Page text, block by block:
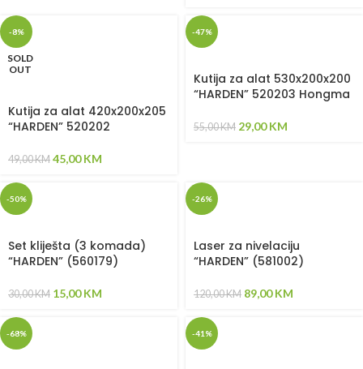
-8%
SOLD
OUT
Kutija za alat 420x200x205
“HARDEN” 520202
49,00KM 45,00KM
-47%
Kutija za alat 530x200x200
“HARDEN” 520203 Hongma
55,00KM 29,00KM
-50%
Set kliješta (3 komada)
“HARDEN” (560179)
30,00KM 15,00KM
-26%
Laser za nivelaciju
“HARDEN” (581002)
120,00KM 89,00KM
-68% -41%